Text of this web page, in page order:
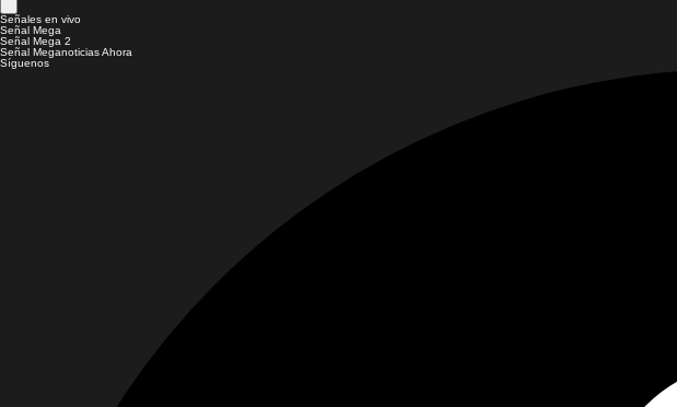
Señales en vivo
Señal Mega
Señal Mega 2
Señal Meganoticias Ahora
Síguenos